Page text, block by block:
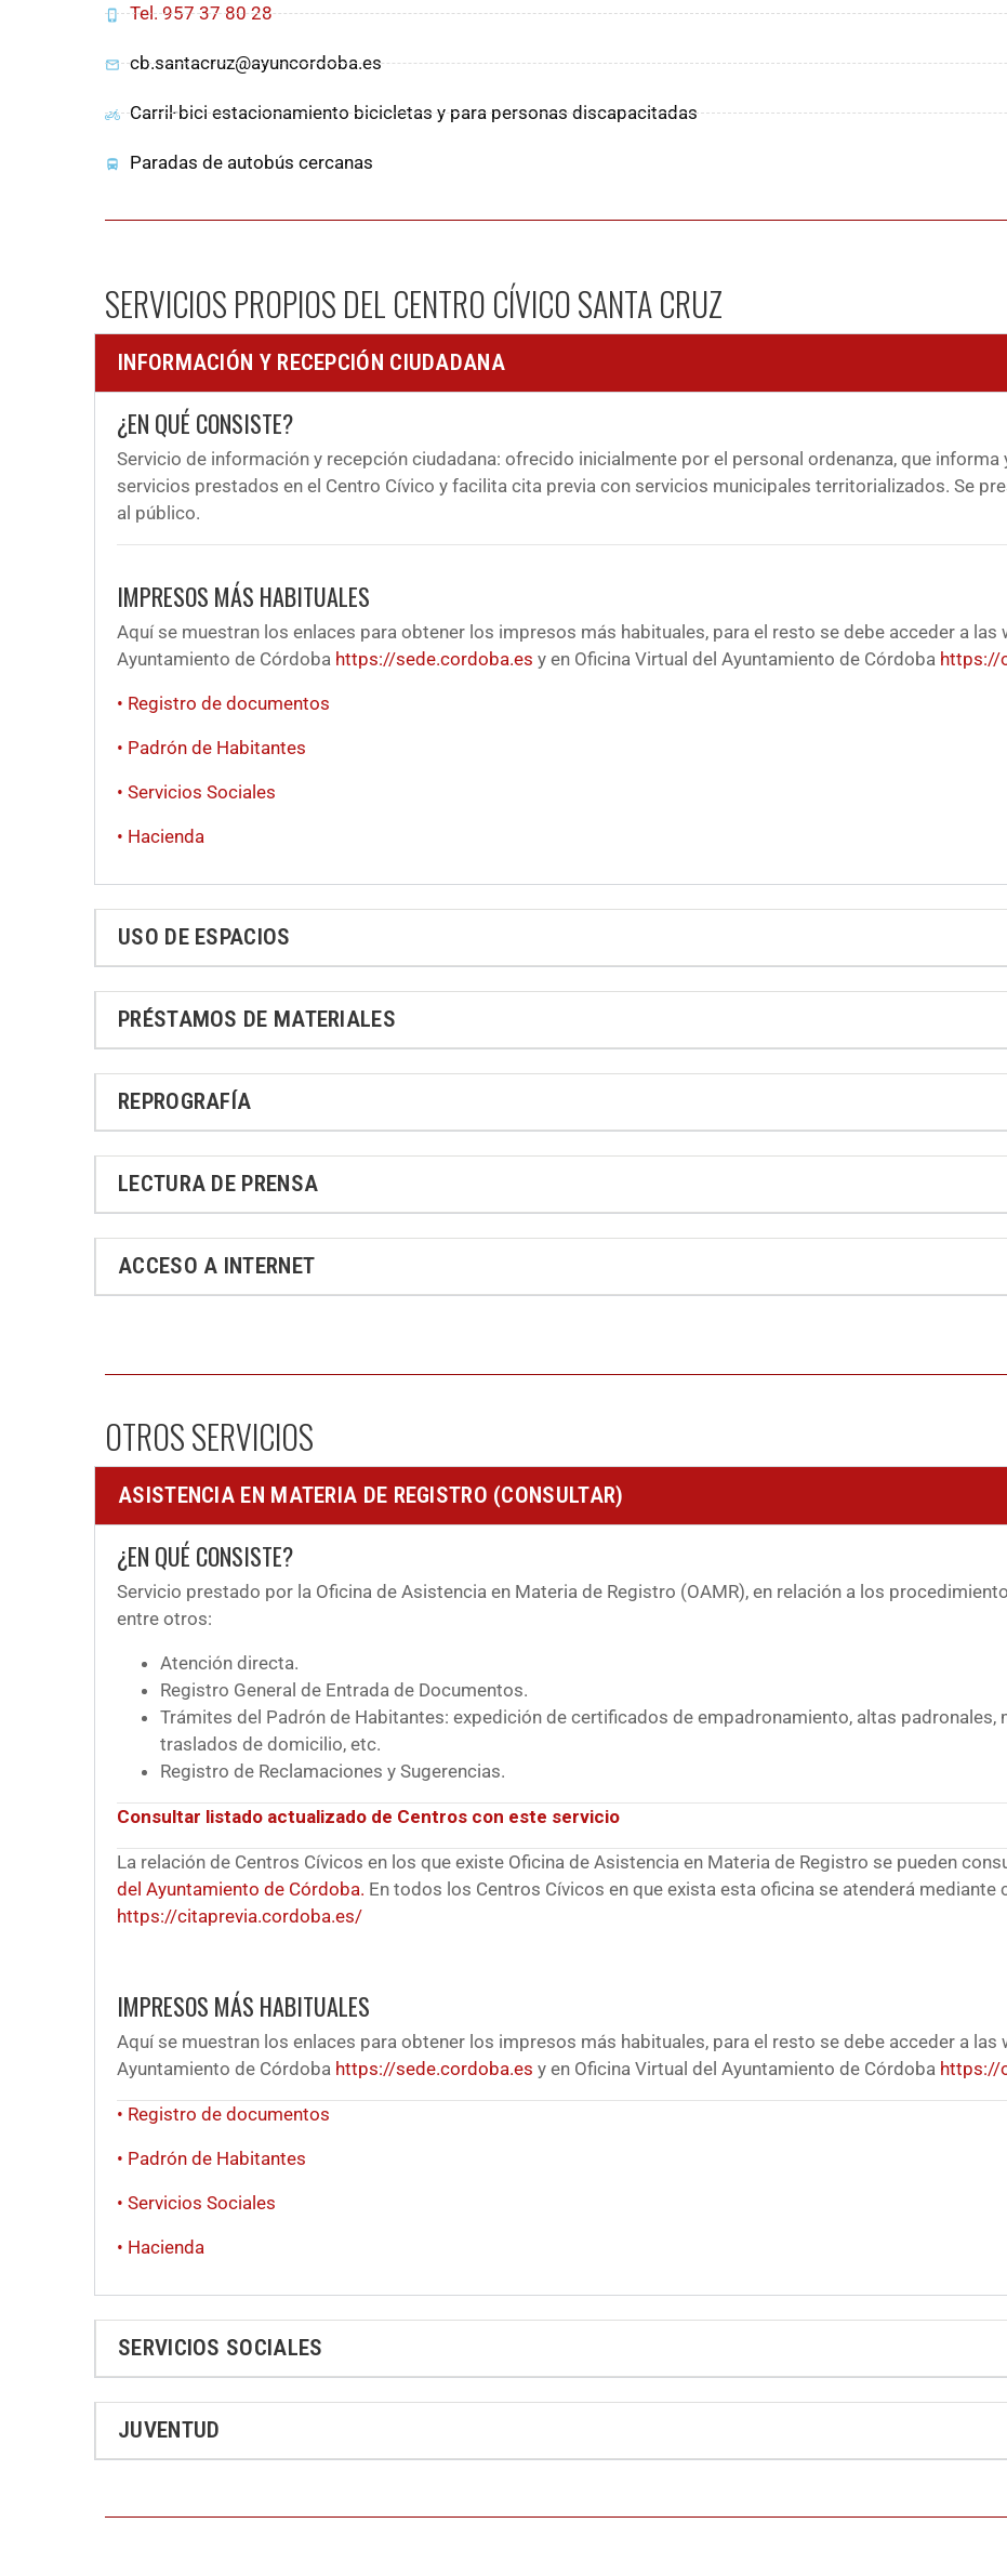
Tel. 957 37 80 28
cb.santacruz@ayuncordoba.es
Carril-bici estacionamiento bicicletas y para personas discapacitadas
Paradas de autobús cercanas
SERVICIOS PROPIOS DEL CENTRO CÍVICO SANTA CRUZ
INFORMACIÓN Y RECEPCIÓN CIUDADANA
¿EN QUÉ CONSISTE?
Servicio de información y recepción ciudadana: ofrecido inicialmente por el personal ordenanza, que
servicios prestados en el Centro Cívico y facilita cita previa con servicios municipales territorializados. Se
al público.
IMPRESOS MÁS HABITUALES
Aquí se muestran los enlaces para obtener los impresos más habituales, para el resto se debe acceder a las
Ayuntamiento de Córdoba https://sede.cordoba.es y en Oficina Virtual del Ayuntamiento de Córdoba https://
• Registro de documentos
• Padrón de Habitantes
• Servicios Sociales
• Hacienda
USO DE ESPACIOS
PRÉSTAMOS DE MATERIALES
REPROGRAFÍA
LECTURA DE PRENSA
ACCESO A INTERNET
OTROS SERVICIOS
ASISTENCIA EN MATERIA DE REGISTRO (CONSULTAR)
¿EN QUÉ CONSISTE?
Servicio prestado por la Oficina de Asistencia en Materia de Registro (OAMR), en relación a los
entre otros:
Atención directa.
Registro General de Entrada de Documentos.
Trámites del Padrón de Habitantes: expedición de certificados de empadronamiento, altas
traslados de domicilio, etc.
Registro de Reclamaciones y Sugerencias.
Consultar listado actualizado de Centros con este servicio
La relación de Centros Cívicos en los que existe Oficina de Asistencia en Materia de Registro se pueden
del Ayuntamiento de Córdoba. En todos los Centros Cívicos en que exista esta oficina se atenderá mediante
https://citaprevia.cordoba.es/
IMPRESOS MÁS HABITUALES
Aquí se muestran los enlaces para obtener los impresos más habituales, para el resto se debe acceder a las
Ayuntamiento de Córdoba https://sede.cordoba.es y en Oficina Virtual del Ayuntamiento de Córdoba https://
• Registro de documentos
• Padrón de Habitantes
• Servicios Sociales
• Hacienda
SERVICIOS SOCIALES
JUVENTUD